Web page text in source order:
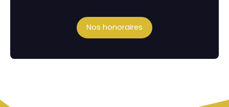
Nos honoraires